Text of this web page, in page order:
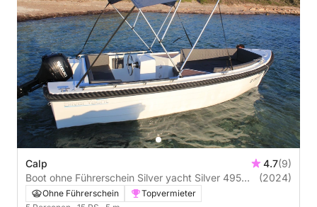
Calp 4.7(9)
Boot ohne Führerschein Silver yacht Silver 495
15PS
(2024)
Ohne Führerschein
Topvermieter